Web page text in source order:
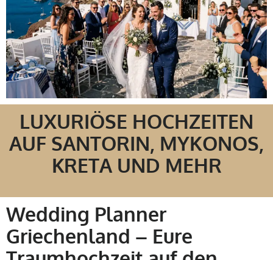
LUXURIÖSE HOCHZEITEN
AUF SANTORIN, MYKONOS,
KRETA UND MEHR
Wedding Planner
Griechenland – Eure